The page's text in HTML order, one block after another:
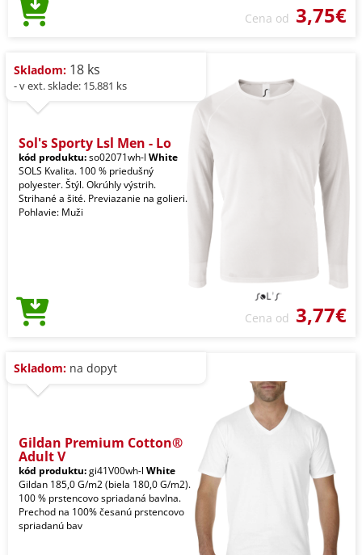
Cena od 3,75€
Skladom: 18 ks
- v ext. sklade: 15.881 ks
Sol's Sporty Lsl Men - Lo
kód produktu:so02071wh-l White
SOLS Kvalita. 100 % priedušný
polyester. Štýl. Okrúhly výstrih.
Strihané a šité. Previazanie na golieri.
Pohlavie: Muži
Cena od 3,77€
Skladom: na dopyt
Gildan Premium Cotton®
Adult V
kód produktu:gi41V00wh-l White
Gildan 185,0 G/m2 (biela 180,0 G/m2).
100 % prstencovo spriadaná bavlna.
Prechod na 100% česanú prstencovo
spriadanú bav